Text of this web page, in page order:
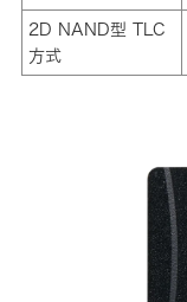
2D NAND型 TLC
方式